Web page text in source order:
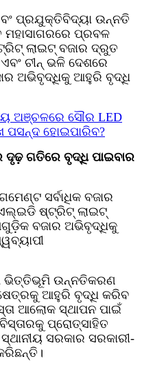
ପ୍ରଯୁକ୍ତିବିଦ୍ୟା ଉନ୍ନତି
ମହାସାଗରରେ ପ୍ରବଳ
ଲାଇଟ୍ ବଜାର ଦ୍ରୁତ
ଚୀନ୍ ଭଳି ଦେଶରେ
ଅଭିବୃଦ୍ଧିକୁ ଆହୁରି ବୃଦ୍ଧି
ଦୃଢ଼ ଗତିରେ ବୃଦ୍ଧି ପାଇବାର
ସର୍ବାଧିକ ବଜାର
ଷ୍ଟ୍ରିଟ୍ ଲାଇଟ୍
ବଜାର ଅଭିବୃଦ୍ଧିକୁ
ଭିତ୍ତିଭୂମି ଉନ୍ନତିକରଣ
ଆହୁରି ବୃଦ୍ଧି କରିବ
ଆଲୋକ ସ୍ଥାପନ ପାଇଁ
ପ୍ରୋତ୍ସାହିତ
ସରକାର ସରକାରୀ-